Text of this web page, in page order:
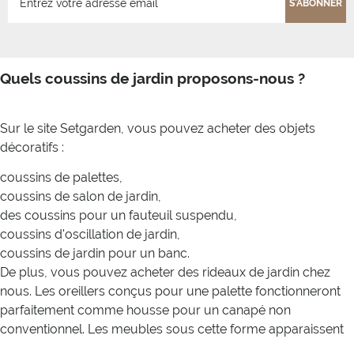
S'ABONNER
Quels coussins de jardin proposons-nous ?
Sur le site Setgarden, vous pouvez acheter des objets
décoratifs :
coussins de palettes,
coussins de salon de jardin,
des coussins pour un fauteuil suspendu,
coussins d'oscillation de jardin,
coussins de jardin pour un banc.
De plus, vous pouvez acheter des rideaux de jardin chez
nous. Les oreillers conçus pour une palette fonctionneront
parfaitement comme housse pour un canapé non
conventionnel. Les meubles sous cette forme apparaissent